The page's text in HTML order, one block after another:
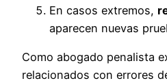
En casos extremos,
aparecen nuevas
Como abogado penalista
relacionados con errores